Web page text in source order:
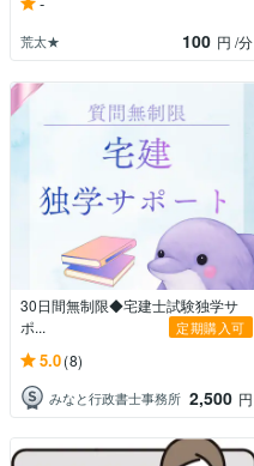
荒太★ 100 円 /分
30日間無制限◆宅建士試験独学サ
ポ...
定期購入可
5.0(8)
みなと行政書士事務所 2,500 円